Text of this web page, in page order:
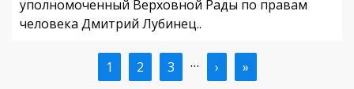
уполномоченный Верховной Рады по правам
человека Дмитрий Лубинец..
Текущая
страница
1 Страница
2 Страница
3 … Следующая
страница
› Последняя
страница
»